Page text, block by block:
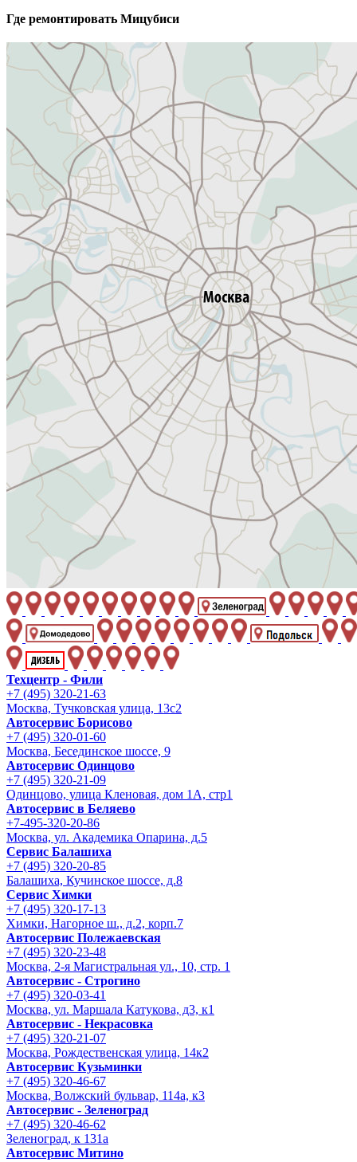
Где ремонтировать Мицубиси
Техцентр - Фили
+7 (495) 320-21-63
Москва, Тучковская улица, 13с2
Автосервис Борисово
+7 (495) 320-01-60
Москва, Бесединское шоссе, 9
Автосервис Одинцово
+7 (495) 320-21-09
Одинцово, улица Кленовая, дом 1А, стр1
Автосервис в Беляево
+7-495-320-20-86
Москва, ул. Академика Опарина, д.5
Сервис Балашиха
+7 (495) 320-20-85
Балашиха, Кучинское шоссе, д.8
Сервис Химки
+7 (495) 320-17-13
Химки, Нагорное ш., д.2, корп.7
Автосервис Полежаевская
+7 (495) 320-23-48
Москва, 2-я Магистральная ул., 10, стр. 1
Автосервис - Строгино
+7 (495) 320-03-41
Москва, ул. Маршала Катукова, д3, к1
Автосервис - Некрасовка
+7 (495) 320-21-07
Москва, Рождественская улица, 14к2
Автосервис Кузьминки
+7 (495) 320-46-67
Москва, Волжский бульвар, 114а, к3
Автосервис - Зеленоград
+7 (495) 320-46-62
Зеленоград, к 131а
Автосервис Митино